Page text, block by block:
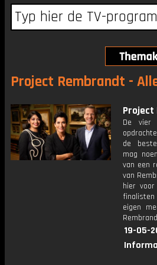
Project Rembrandt -
Project
De vier
de
mag
van een
van
hier
eigen
19-05-